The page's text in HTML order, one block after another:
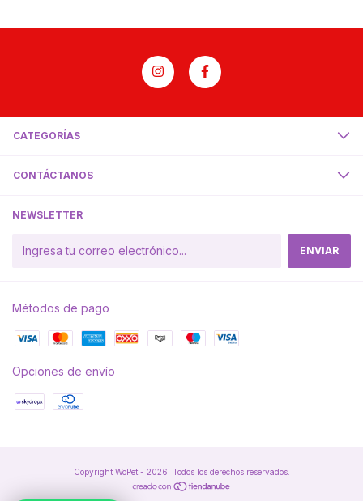
CATEGORÍAS
CONTÁCTANOS
NEWSLETTER
Métodos de pago
Opciones de envío
Copyright WoPet - 2026. Todos los derechos reservados.